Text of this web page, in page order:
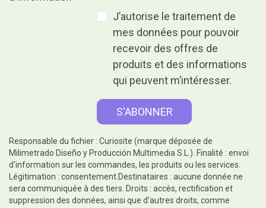
J’autorise le traitement de
mes données pour pouvoir
recevoir des offres de
produits et des informations
qui peuvent m’intéresser.
Responsable du fichier : Curiosite (marque déposée de
Milimetrado Diseño y Producción Multimedia S.L.). Finalité : envoi
d'information sur les commandes, les produits ou les services.
Légitimation : consentement.Destinataires : aucune donnée ne
sera communiquée à des tiers. Droits : accès, rectification et
suppression des données, ainsi que d'autres droits, comme